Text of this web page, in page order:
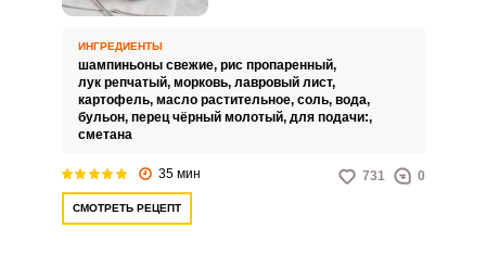
доставив никаких хлопот
начинающим хозяйкам.
ИНГРЕДИЕНТЫ
шампиньоны свежие, рис пропаренный,
лук репчатый, морковь, лавровый лист,
картофель, масло растительное, соль, вода,
бульон, перец чёрный молотый, для подачи:,
сметана
35 мин 731 0
СМОТРЕТЬ РЕЦЕПТ